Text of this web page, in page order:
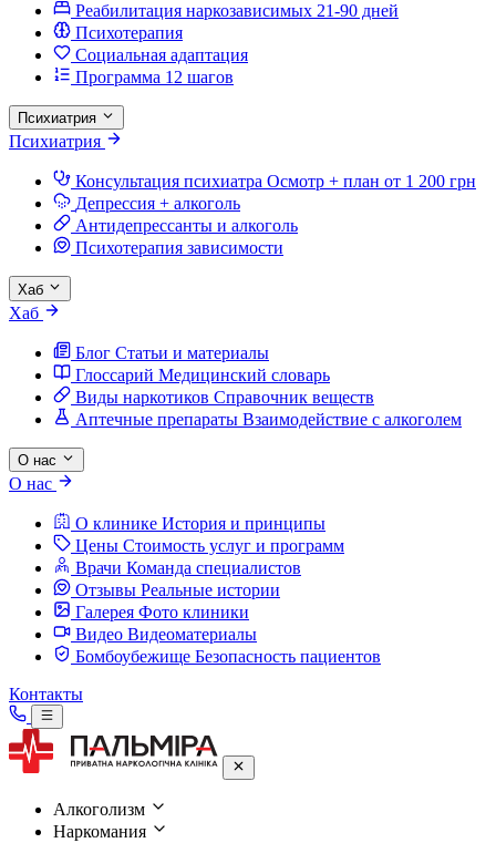
Реабилитация наркозависимых 21-90 дней
Психотерапия
Социальная адаптация
Программа 12 шагов
Психиатрия
Психиатрия
Консультация психиатра Осмотр + план от 1 200 грн
Депрессия + алкоголь
Антидепрессанты и алкоголь
Психотерапия зависимости
Хаб
Хаб
Блог Статьи и материалы
Глоссарий Медицинский словарь
Виды наркотиков Справочник веществ
Аптечные препараты Взаимодействие с алкоголем
О нас
О нас
О клинике История и принципы
Цены Стоимость услуг и программ
Врачи Команда специалистов
Отзывы Реальные истории
Галерея Фото клиники
Видео Видеоматериалы
Бомбоубежище Безопасность пациентов
Контакты
Алкоголизм
Наркомания